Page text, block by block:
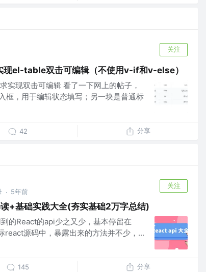
关注
el-table双击可编辑（不使用v-if和v-else）
实现双击可编辑 看了一下网上的帖子，
框，用于编辑状态填写；另一块是普通标
42 分享
· 5年前
关注
+基础实践大全(夯实基础2万字总结)
的React的api少之又少，基本停留在
源码中，暴露出来的方法并不少，...
145 分享